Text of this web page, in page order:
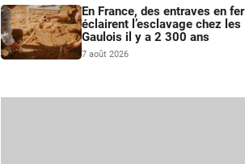
En France, des entraves en fer
éclairent l’esclavage chez les
Gaulois il y a 2 300 ans
7 août 2026